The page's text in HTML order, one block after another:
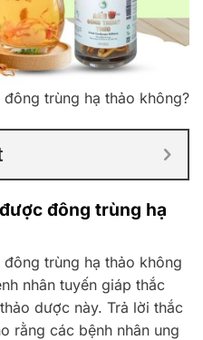
trùng hạ thảo không?
đông trùng hạ
trùng hạ thảo không
nhân tuyến giáp thắc
dược này. Trả lời thắc
rằng các bệnh nhân ung